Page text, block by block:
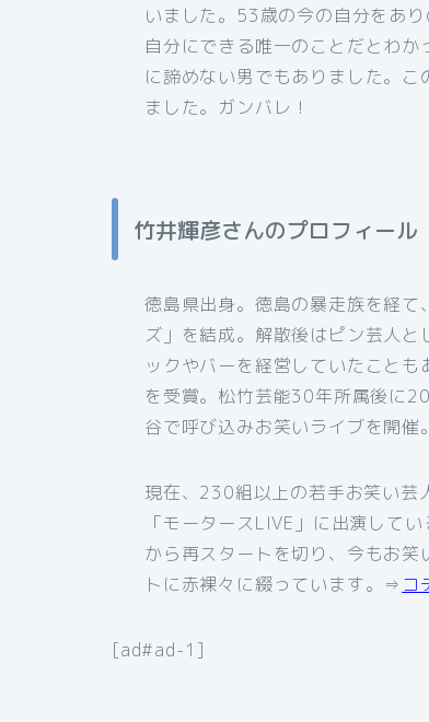
いました。53歳の今の自分をあ
自分にできる唯一のことだとわ
に諦めない男でもありました。
ました。ガンバレ！
竹井輝彦さんのプロフィール
徳島県出身。徳島の暴走族を経
ズ」を結成。解散後はピン芸人
ックやバーを経営していたこと
を受賞。松竹芸能30年所属後に
谷で呼び込みお笑いライブを開催
現在、230組以上の若手お笑い芸
「モータースLIVE」に出演して
から再スタートを切り、今もお
トに赤裸々に綴っています。⇒ コ
[ad#ad-1]